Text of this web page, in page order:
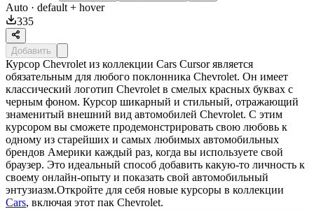
Auto · default + hover
335
Добавить
Курсор Chevrolet из коллекции Cars Cursor является
обязательным для любого поклонника Chevrolet. Он имеет
классический логотип Chevrolet в смелых красных буквах с
черным фоном. Курсор шикарный и стильный, отражающий
знаменитый внешний вид автомобилей Chevrolet. С этим
курсором вы сможете продемонстрировать свою любовь к
одному из старейших и самых любимых автомобильных
брендов Америки каждый раз, когда вы используете свой
браузер. Это идеальный способ добавить какую-то личность к
своему онлайн-опыту и показать свой автомобильный
энтузиазм.Откройте для себя новые курсоры в коллекции
Cars, включая этот пак Chevrolet.